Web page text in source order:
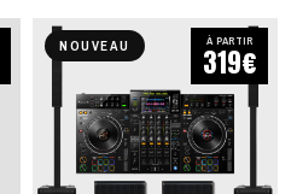
NOUVEAU À PARTIR
319€